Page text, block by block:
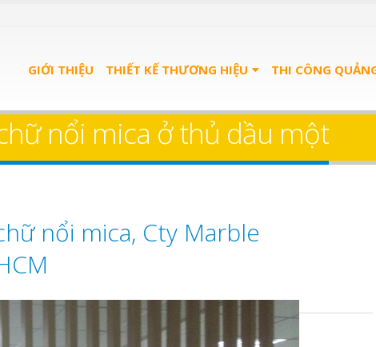
GIỚI THIỆU THIẾT KẾ THƯƠNG HIỆU THI CÔNG
nổi mica ở thủ dầu một
nổi mica, Cty Marble